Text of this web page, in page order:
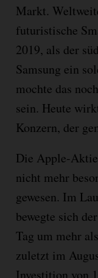
Markt.
futuristische
2019, als der
Samsung ein
mochte das
sein. Heute
Konzern, der
Die Apple-Aktie
nicht mehr
gewesen. Im
bewegte sich
Tag um mehr
zuletzt im
Investition von